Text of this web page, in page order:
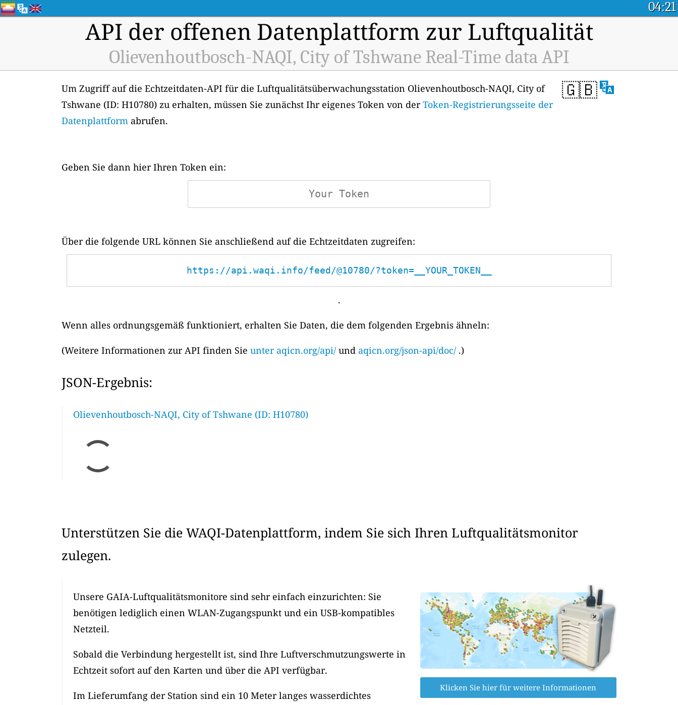
04:21
API der offenen Datenplattform zur Luftqualität
Olievenhoutbosch-NAQI, City of Tshwane Real-Time data API
🇬🇧
Um Zugriff auf die Echtzeitdaten-API für die Luftqualitätsüberwachungsstation Olievenhoutbosch-NAQI, City of
Tshwane (ID: H10780) zu erhalten, müssen Sie zunächst Ihr eigenes Token von derToken-Registrierungsseite der
Datenplattform abrufen.
Geben Sie dann hier Ihren Token ein:
Über die folgende URL können Sie anschließend auf die Echtzeitdaten zugreifen:
https://api.waqi.info/feed/@10780/?token=__YOUR_TOKEN__
.
Wenn alles ordnungsgemäß funktioniert, erhalten Sie Daten, die dem folgenden Ergebnis ähneln:
(Weitere Informationen zur API finden Sie unter aqicn.org/api/ und aqicn.org/json-api/doc/ .)
JSON-Ergebnis:
Olievenhoutbosch-NAQI, City of Tshwane (ID: H10780)
Unterstützen Sie die WAQI-Datenplattform, indem Sie sich Ihren Luftqualitätsmonitor
zulegen.
Unsere GAIA-Luftqualitätsmonitore sind sehr einfach einzurichten: Sie
benötigen lediglich einen WLAN-Zugangspunkt und ein USB-kompatibles
Netzteil.
Sobald die Verbindung hergestellt ist, sind Ihre Luftverschmutzungswerte in
Echtzeit sofort auf den Karten und über die API verfügbar.
Im Lieferumfang der Station sind ein 10 Meter langes wasserdichtes
Klicken Sie hier für weitere Informationen